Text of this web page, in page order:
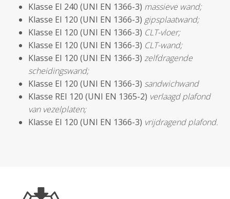
Klasse EI 240 (UNI EN 1366-3) massieve wand;
Klasse EI 120 (UNI EN 1366-3) gipsplaatwand;
Klasse EI 120 (UNI EN 1366-3) CLT-vloer;
Klasse EI 120 (UNI EN 1366-3) CLT-wand;
Klasse EI 120 (UNI EN 1366-3) zelfdragende
scheidingswand;
Klasse EI 120 (UNI EN 1366-3) sandwichwand
Klasse REI 120 (UNI EN 1365-2) verlaagd plafond
van vezelplaten;
Klasse EI 120 (UNI EN 1366-3) vrijdragend plafond.